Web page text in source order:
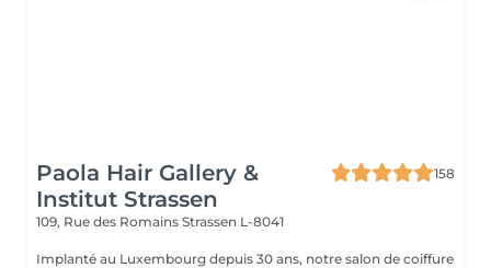
Paola Hair Gallery &
Institut Strassen
158
109, Rue des Romains Strassen L-8041
Implanté au Luxembourg depuis 30 ans, notre salon de coiffure